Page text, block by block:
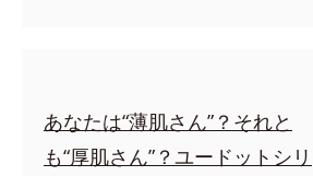
あなたは“薄肌さん”？それと
も“厚肌さん”？ユードットシリ